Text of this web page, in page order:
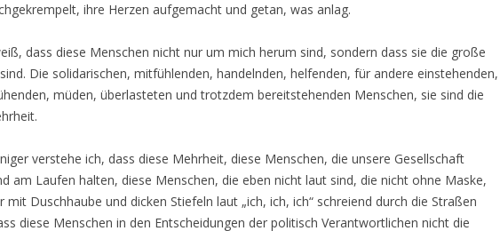
ihre Herzen aufgemacht und getan, was anlag.
dass diese Menschen nicht nur um mich herum sind, sondern dass sie die große
Die solidarischen, mitfühlenden, handelnden, helfenden, für andere einstehenden,
müden, überlasteten und trotzdem bereitstehenden Menschen, sie sind die
verstehe ich, dass diese Mehrheit, diese Menschen, die unsere Gesellschaft
am Laufen halten, diese Menschen, die eben nicht laut sind, die nicht ohne Maske,
mit Duschhaube und dicken Stiefeln laut „ich, ich, ich“ schreiend durch die Straßen
diese Menschen in den Entscheidungen der politisch Verantwortlichen nicht die